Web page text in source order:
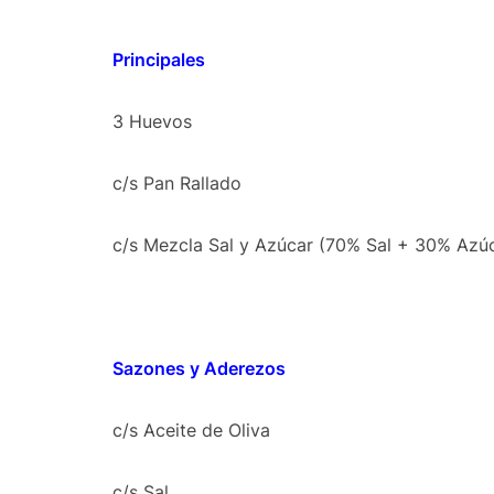
Principales
3 Huevos
c/s Pan Rallado
c/s Mezcla Sal y Azúcar (70% Sal + 30%
Sazones y Aderezos
c/s Aceite de Oliva